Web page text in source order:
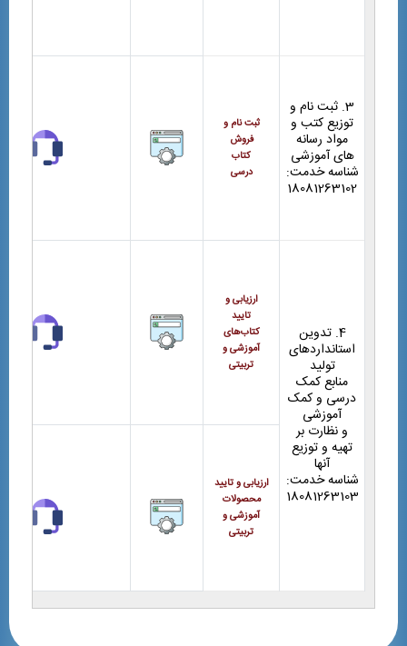
3. ثبت نام و
توزیع کتب و
مواد رسانه
های آموزشی
شناسه خدمت:
18081263102
ثبت نام و
فروش
کتاب
درسی
4. تدوین
استانداردهای
تولید
منابع کمک
درسی و کمک
آموزشی
و نظارت بر
تهیه و توزیع
آنها
شناسه خدمت:
18081263103
ارزیابی و
تایید
کتاب‌های
آموزشی و
تربیتی
ارزیابی و تایید
محصولات
آموزشی و
تربیتی